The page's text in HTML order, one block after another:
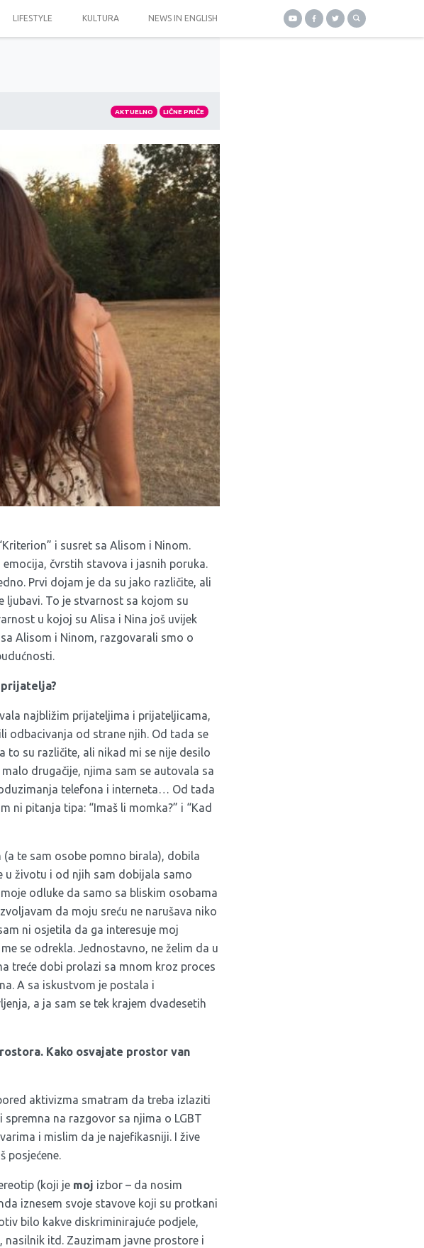
LIFESTYLE KULTURA NEWS IN ENGLISH
AKTUELNO LIČNE PRIČE
i susret sa Alisom i Ninom.
čvrstih stavova i jasnih poruka.
Prvi dojam je da su jako različite, ali
ljubavi. To je stvarnost sa kojom su
u kojoj su Alisa i Nina još uvijek
Alisom i Ninom, razgovarali smo o
najbližim prijateljima i prijateljicama,
odbacivanja od strane njih. Od tada se
to su različite, ali nikad mi se nije desilo
drugačije, njima sam se autovala sa
telefona i interneta… Od tada
ni pitanja tipa: “Imaš li momka?” i “Kad
te sam osobe pomno birala), dobila
u životu i od njih sam dobijala samo
odluke da samo sa bliskim osobama
da moju sreću ne narušava niko
ni osjetila da ga interesuje moj
se odrekla. Jednostavno, ne želim da u
treće dobi prolazi sa mnom kroz proces
A sa iskustvom je postala i
a ja sam se tek krajem dvadesetih
Kako osvajate prostor van
aktivizma smatram da treba izlaziti
na razgovor sa njima o LGBT
i mislim da je najefikasniji. I žive
posjećene.
(koji je moj izbor – da nosim
iznesem svoje stavove koji su protkani
bilo kakve diskriminirajuće podjele,
itd. Zauzimam javne prostore i